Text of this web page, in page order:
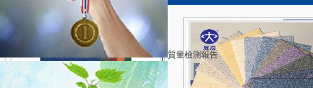
質量檢測報告